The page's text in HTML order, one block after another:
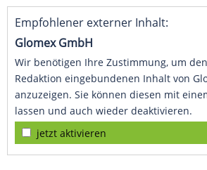
Empfohlener externer Inhalt:
Glomex GmbH
Wir benötigen Ihre Zustimmung, um
Redaktion eingebundenen Inhalt von
anzuzeigen. Sie können diesen mit
lassen und auch wieder deaktivieren.
jetzt aktivieren